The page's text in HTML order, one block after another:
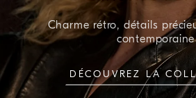
Charme rétro, détails
contemporaine
DÉCOUVREZ LA